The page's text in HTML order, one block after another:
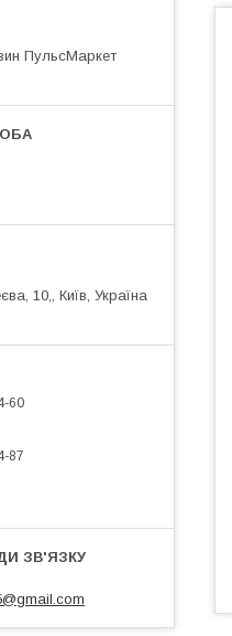
ПульсМаркет
10,, Київ, Україна
60
87